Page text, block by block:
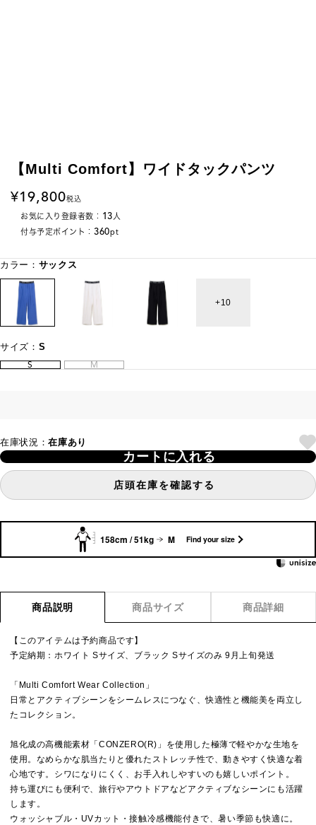
【Multi Comfort】ワイドタックパンツ
19,800税込
お気に入り登録者数： 13人
付与予定ポイント： 360pt
カラー： サックス
10
サイズ： S
S
M
在庫状況：在庫あり
カートに入れる
店頭在庫を確認する
158cm / 51kg M Find your size
商品説明 商品サイズ 商品詳細
【このアイテムは予約商品です】
予定納期：ホワイト Sサイズ、ブラック Sサイズのみ 9月上旬発送
「Multi Comfort Wear Collection」
日常とアクティブシーンをシームレスにつなぐ、快適性と機能美を両立し
たコレクション。
旭化成の高機能素材「CONZERO(R)」を使用した極薄で軽やかな生地を
使用。なめらかな肌当たりと優れたストレッチ性で、動きやすく快適な着
心地です。シワになりにくく、お手入れしやすいのも嬉しいポイント。
持ち運びにも便利で、旅行やアウトドアなどアクティブなシーンにも活躍
します。
ウォッシャブル・UVカット・接触冷感機能付きで、暑い季節も快適に。